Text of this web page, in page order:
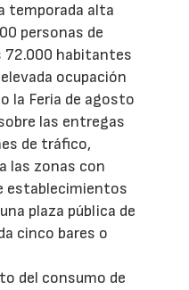
temporada alta
personas de
72.000 habitantes
ocupación
la Feria de agosto
las entregas
de tráfico,
las zonas con
establecimientos
plaza pública de
cinco bares o
del consumo de